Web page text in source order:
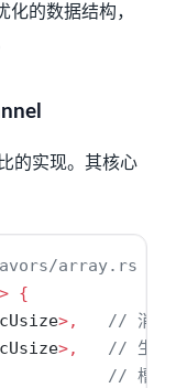
的数据结构，
的实现。其核心
array.rs
> {
>,
// 消费
>,
// 生产
// 槽位